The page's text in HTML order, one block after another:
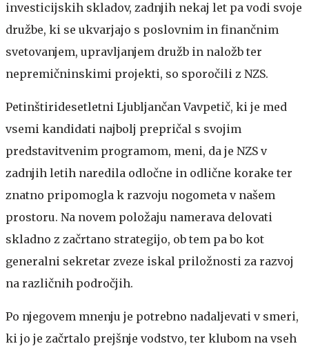
investicijskih skladov, zadnjih nekaj let pa vodi svoje
družbe, ki se ukvarjajo s poslovnim in finančnim
svetovanjem, upravljanjem družb in naložb ter
nepremičninskimi projekti, so sporočili z NZS.
Petinštiridesetletni Ljubljančan Vavpetič, ki je med
vsemi kandidati najbolj prepričal s svojim
predstavitvenim programom, meni, da je NZS v
zadnjih letih naredila odločne in odlične korake ter
znatno pripomogla k razvoju nogometa v našem
prostoru. Na novem položaju namerava delovati
skladno z začrtano strategijo, ob tem pa bo kot
generalni sekretar zveze iskal priložnosti za razvoj
na različnih področjih.
Po njegovem mnenju je potrebno nadaljevati v smeri,
ki jo je začrtalo prejšnje vodstvo, ter klubom na vseh